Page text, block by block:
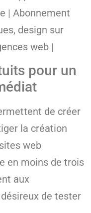
| Abonnement
design sur
web |
pour un
de créer
la création
web
en moins de trois
aux
de tester